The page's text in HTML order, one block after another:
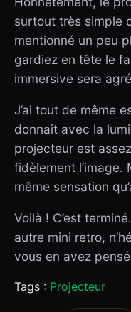
surtout très simple
mentionné un peu
gardiez en tête le
immersive sera
J’ai tout de même
donnait avec la
projecteur est
fidèlement l’image.
même sensation
Voilà ! C’est
autre mini retro,
vous en avez
Tags : Projecteur